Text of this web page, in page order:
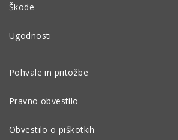
Škode
Ugodnosti
Pohvale in pritožbe
Pravno obvestilo
Obvestilo o piškotkih